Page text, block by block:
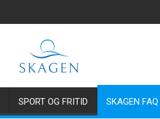
SPORT OG FRITID SKAGEN FAQ